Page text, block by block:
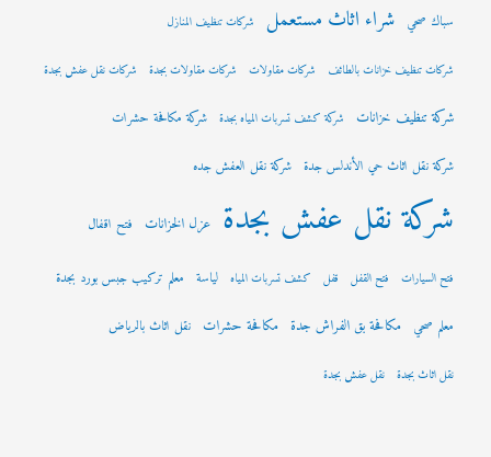
سباك صحي شراء اثاث مستعمل شركات تنظيف المنازل
شركات تنظيف خزانات بالطائف شركات مقاولات شركات مقاولات بجدة شركات نقل عفش بجدة
شركة تنظيف خزانات شركة كشف تسربات المياه بجدة شركة مكافحة حشرات
شركة نقل اثاث حي الأندلس جدة شركة نقل العفش جده
شركة نقل عفش بجدة عزل الخزانات فتح اقفال
فتح السيارات فتح القفل قفل كشف تسربات المياه لياسة معلم تركيب جبس بورد بجدة
معلم صحي مكافحة بق الفراش جدة مكافحة حشرات نقل اثاث بالرياض
نقل اثاث بجدة نقل عفش بجدة